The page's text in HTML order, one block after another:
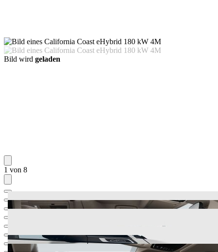
Bild wird geladen
1 von 8